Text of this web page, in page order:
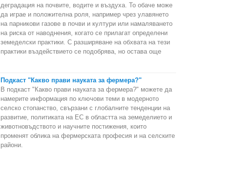
деградация на почвите, водите и въздуха. То обаче може
да играе и положителна роля, например чрез улавянето
на парникови газове в почви и култури или намаляването
на риска от наводнения, когато се прилагат определени
земеделски практики. С разширяване на обхвата на тези
практики въздействието се подобрява, но остава още
Подкаст "Какво прави науката за фермера?"
В подкаст "Какво прави науката за фермера?" можете да
намерите информация по ключови теми в модерното
селско стопанство, свързани с глобалните тенденции на
развитие, политиката на ЕС в областта на земеделието и
животновъдството и научните постижения, които
променят облика на фермерската професия и на селските
райони.